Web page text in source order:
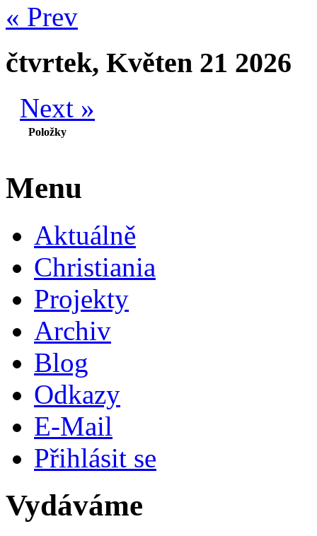
« Prev
čtvrtek, Květen 21 2026
Next »
Položky
Menu
Aktuálně
Christiania
Projekty
Archiv
Blog
Odkazy
E-Mail
Přihlásit se
Vydáváme